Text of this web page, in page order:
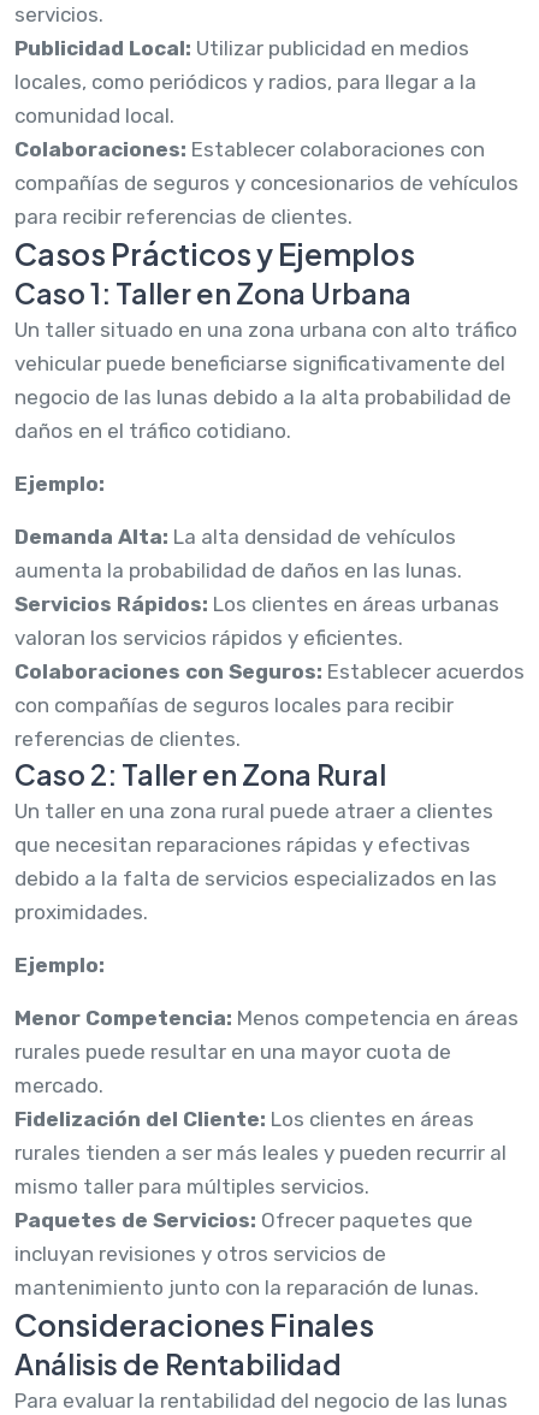
servicios.
Publicidad Local: Utilizar publicidad en medios
locales, como periódicos y radios, para llegar a la
comunidad local.
Colaboraciones: Establecer colaboraciones con
compañías de seguros y concesionarios de vehículos
para recibir referencias de clientes.
Casos Prácticos y Ejemplos
Caso 1: Taller en Zona Urbana
Un taller situado en una zona urbana con alto tráfico
vehicular puede beneficiarse significativamente del
negocio de las lunas debido a la alta probabilidad de
daños en el tráfico cotidiano.
Ejemplo:
Demanda Alta: La alta densidad de vehículos
aumenta la probabilidad de daños en las lunas.
Servicios Rápidos: Los clientes en áreas urbanas
valoran los servicios rápidos y eficientes.
Colaboraciones con Seguros: Establecer acuerdos
con compañías de seguros locales para recibir
referencias de clientes.
Caso 2: Taller en Zona Rural
Un taller en una zona rural puede atraer a clientes
que necesitan reparaciones rápidas y efectivas
debido a la falta de servicios especializados en las
proximidades.
Ejemplo:
Menor Competencia: Menos competencia en áreas
rurales puede resultar en una mayor cuota de
mercado.
Fidelización del Cliente: Los clientes en áreas
rurales tienden a ser más leales y pueden recurrir al
mismo taller para múltiples servicios.
Paquetes de Servicios: Ofrecer paquetes que
incluyan revisiones y otros servicios de
mantenimiento junto con la reparación de lunas.
Consideraciones Finales
Análisis de Rentabilidad
Para evaluar la rentabilidad del negocio de las lunas